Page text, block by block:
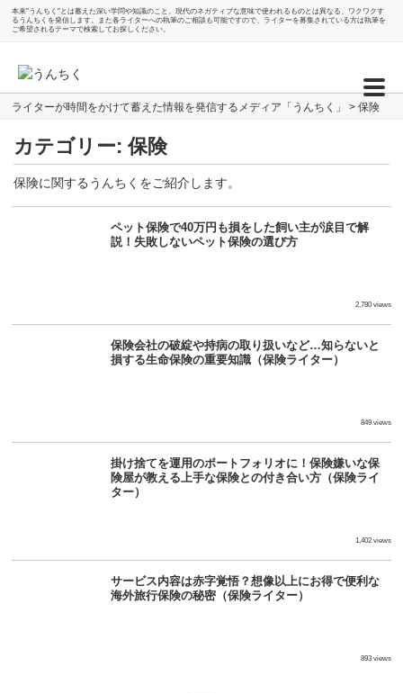
本来"うんちく"とは蓄えた深い学問や知識のこと。現代のネガティブな意味で使われるものとは異なる、ワクワクす
るうんちくを発信します。また各ライターへの執筆のご相談も可能ですので、ライターを募集されている方は執筆を
ご希望されるテーマで検索してお探しください。
ライターが時間をかけて蓄えた情報を発信するメディア「うんちく」 >保険
カテゴリー: 保険
保険に関するうんちくをご紹介します。
ペット保険で40万円も損をした飼い主が涙目で解
説！失敗しないペット保険の選び方
2,780 views
保険会社の破綻や持病の取り扱いなど…知らないと
損する生命保険の重要知識（保険ライター）
849 views
掛け捨てを運用のポートフォリオに！保険嫌いな保
険屋が教える上手な保険との付き合い方（保険ライ
ター）
1,402 views
サービス内容は赤字覚悟？想像以上にお得で便利な
海外旅行保険の秘密（保険ライター）
893 views